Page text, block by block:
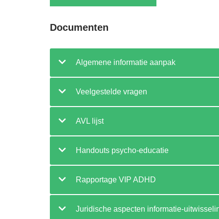
Documenten
Algemene informatie aanpak
Veelgestelde vragen
AVL lijst
Handouts psycho-educatie
Rapportage VIP ADHD
Juridische aspecten informatie-